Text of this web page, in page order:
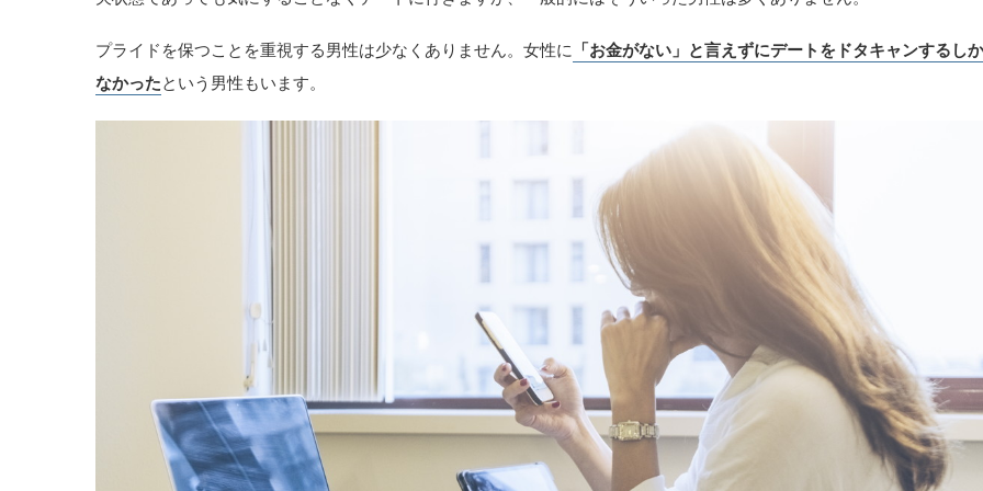
プライドを保つことを重視する男性は少なくありません。女性に
「お金がない」と言えずにデートをドタキャンするしか
なかったという男性もいます。